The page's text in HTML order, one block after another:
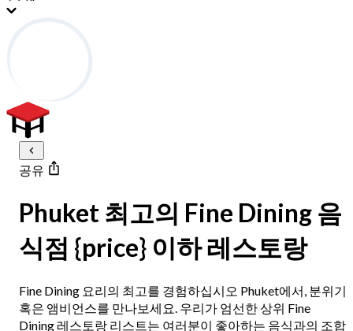
공유
Phuket 최고의 Fine Dining 음
식점 {price} 이하 레스토랑
Fine Dining 요리의 최고를 경험하십시오 Phuket에서, 분위기
혹은 앰비언스를 만나보세요. 우리가 엄선한 상위 Fine
Dining 레스토랑 리스트는 여러분이 좋아하는 음식과의 조합